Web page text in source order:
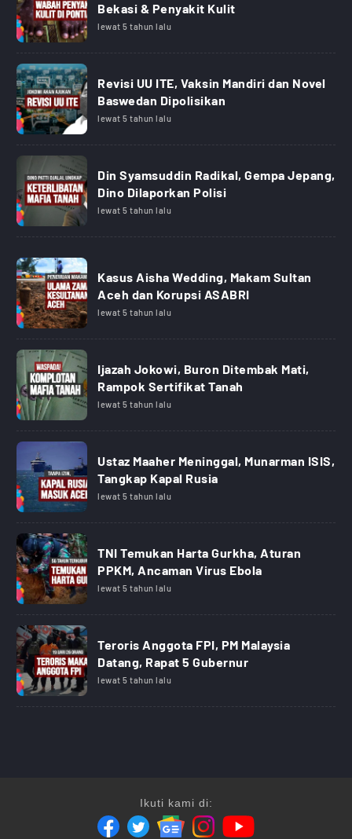
Bekasi & Penyakit Kulit
lewat 5 tahun lalu
Revisi UU ITE, Vaksin Mandiri dan Novel
Baswedan Dipolisikan
lewat 5 tahun lalu
Din Syamsuddin Radikal, Gempa Jepang,
Dino Dilaporkan Polisi
lewat 5 tahun lalu
Kasus Aisha Wedding, Makam Sultan
Aceh dan Korupsi ASABRI
lewat 5 tahun lalu
Ijazah Jokowi, Buron Ditembak Mati,
Rampok Sertifikat Tanah
lewat 5 tahun lalu
Ustaz Maaher Meninggal, Munarman ISIS,
Tangkap Kapal Rusia
lewat 5 tahun lalu
TNI Temukan Harta Gurkha, Aturan
PPKM, Ancaman Virus Ebola
lewat 5 tahun lalu
Teroris Anggota FPI, PM Malaysia
Datang, Rapat 5 Gubernur
lewat 5 tahun lalu
Ikuti kami di: